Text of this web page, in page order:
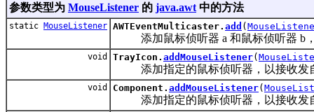
参数类型为 MouseListener 的 java.awt 中的方法
static MouseListener AWTEventMulticaster. add (
添加鼠标侦听器 a 和鼠标侦听器 b，
void TrayIcon. addMouseListener(
添加指定的鼠标侦听器，以接收发
void Component. addMouseListener(
添加指定的鼠标侦听器，以接收发